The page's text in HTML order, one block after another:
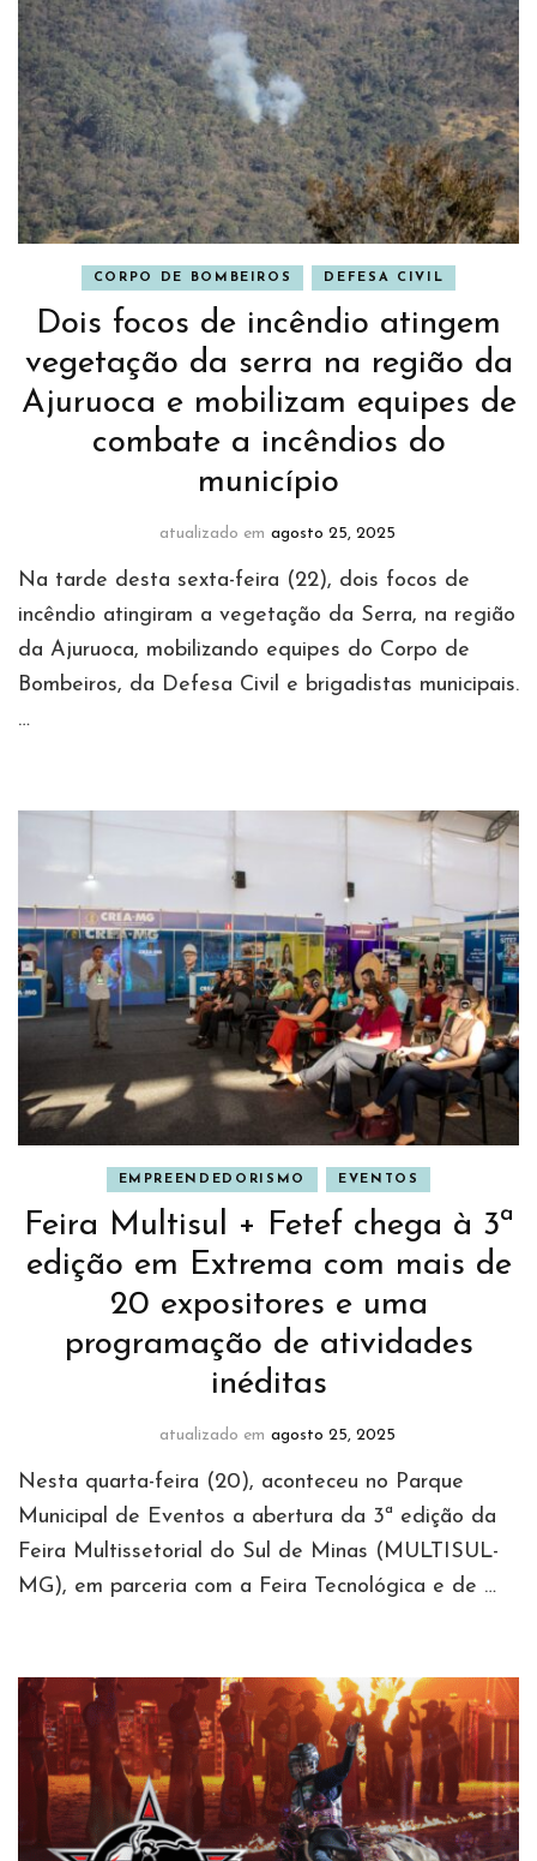
CORPO DE BOMBEIROS DEFESA CIVIL
Dois focos de incêndio atingem
vegetação da serra na região da
Ajuruoca e mobilizam equipes de
combate a incêndios do
município
atualizado em agosto 25, 2025
Na tarde desta sexta-feira (22), dois focos de
incêndio atingiram a vegetação da Serra, na região
da Ajuruoca, mobilizando equipes do Corpo de
Bombeiros, da Defesa Civil e brigadistas municipais.
…
EMPREENDEDORISMO EVENTOS
Feira Multisul + Fetef chega à 3ª
edição em Extrema com mais de
20 expositores e uma
programação de atividades
inéditas
atualizado em agosto 25, 2025
Nesta quarta-feira (20), aconteceu no Parque
Municipal de Eventos a abertura da 3ª edição da
Feira Multissetorial do Sul de Minas (MULTISUL-
MG), em parceria com a Feira Tecnológica e de …